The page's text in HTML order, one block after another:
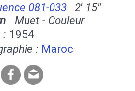
081-033
2' 15''
Muet - Couleur
: 1954
: Maroc